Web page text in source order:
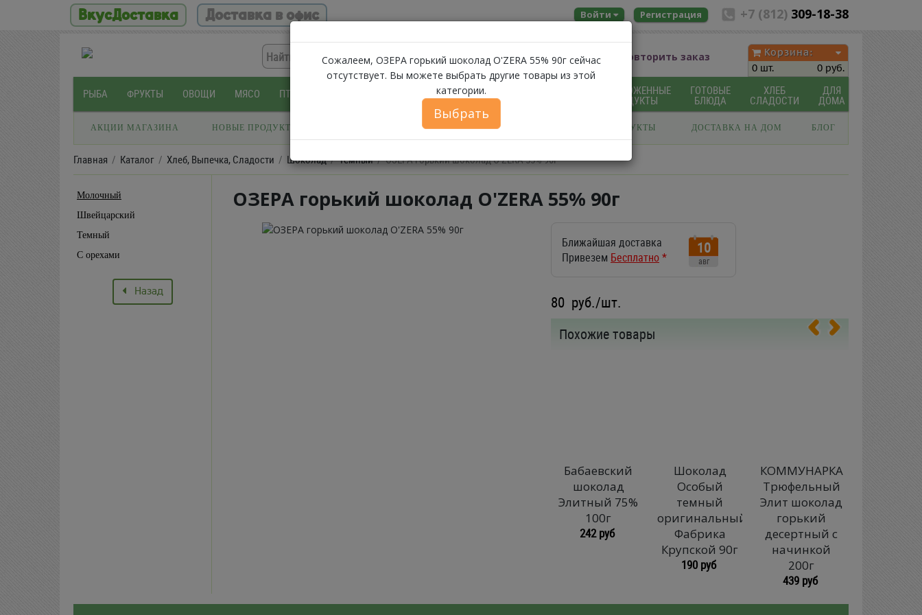
ВкусДоставка Доставка в офис +7 (812) 309-18-38
Войти Регистрация
Помощь Повторить заказ
Корзина:
0 шт.
0 руб.
РЫБА ФРУКТЫ ОВОЩИ МЯСО ПТИЦА МОЛОЧНЫЕ
ПРОДУКТЫ
ЗАМОРОЖЕННЫЕ
ПРОДУКТЫ
ГОТОВЫЕ
БЛЮДА
ХЛЕБ
СЛАДОСТИ
ДЛЯ
ДОМА
АКЦИИ МАГАЗИНА НОВЫЕ ПРОДУКТЫ ФЕРМЕРСКИЕ ПРОДУКТЫ ИКРА БЕЛОРУССКИЕ ПРОДУКТЫ ДОСТАВКА НА ДОМ БЛОГ
Главная Каталог Хлеб, Выпечка, Сладости Шоколад Темный ОЗЕРА горький шоколад O'ZERA 55% 90г
Молочный
Швейцарский
Темный
С орехами
Назад
Сожалеем, ОЗЕРА горький шоколад O'ZERA 55% 90г сейчас
отсутствует. Вы можете выбрать другие товары из этой
категории.
Выбрать
ОЗЕРА горький шоколад O'ZERA 55% 90г
Ближайшая доставка
Привезем Бесплатно*
10
авг
80 руб./шт.
Похожие товары
Бабаевский
шоколад
Элитный 75%
100г
242 руб
Шоколад
Особый
темный
оригинальный
Фабрика
Крупской 90г
190 руб
КОММУНАРКА
Трюфельный
Элит шоколад
горький
десертный с
начинкой
200г
439 руб
Пуща
398 руб